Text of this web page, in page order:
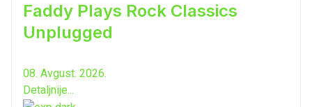
Faddy Plays Rock Classics
Unplugged
08. Avgust. 2026.
Detaljnije...